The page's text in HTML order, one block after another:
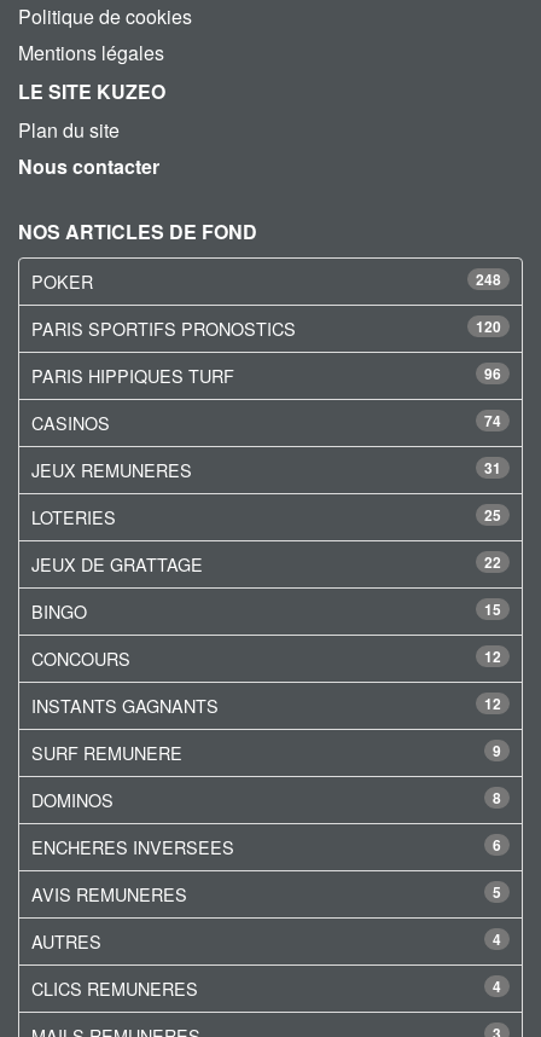
Politique de cookies
Mentions légales
LE SITE KUZEO
Plan du site
Nous contacter
NOS ARTICLES DE FOND
248
POKER
120
PARIS SPORTIFS PRONOSTICS
96
PARIS HIPPIQUES TURF
74
CASINOS
31
JEUX REMUNERES
25
LOTERIES
22
JEUX DE GRATTAGE
15
BINGO
12
CONCOURS
12
INSTANTS GAGNANTS
9
SURF REMUNERE
8
DOMINOS
6
ENCHERES INVERSEES
5
AVIS REMUNERES
4
AUTRES
4
CLICS REMUNERES